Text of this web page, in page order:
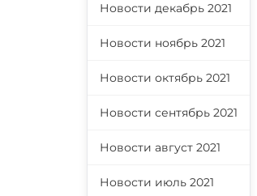
Новости декабрь 2021
Новости ноябрь 2021
Новости октябрь 2021
Новости сентябрь 2021
Новости август 2021
Новости июль 2021